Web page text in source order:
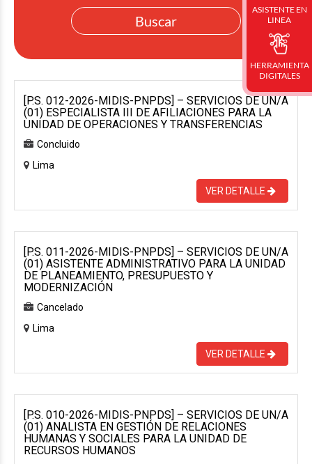
[P.S. 012-2026-MIDIS-PNPDS] – SERVICIOS DE UN/A
(01) ESPECIALISTA III DE AFILIACIONES PARA LA
UNIDAD DE OPERACIONES Y TRANSFERENCIAS
Concluido
Lima
VER DETALLE
[P.S. 011-2026-MIDIS-PNPDS] – SERVICIOS DE UN/A
(01) ASISTENTE ADMINISTRATIVO PARA LA UNIDAD
DE PLANEAMIENTO, PRESUPUESTO Y
MODERNIZACIÓN
Cancelado
Lima
VER DETALLE
[P.S. 010-2026-MIDIS-PNPDS] – SERVICIOS DE UN/A
(01) ANALISTA EN GESTIÓN DE RELACIONES
HUMANAS Y SOCIALES PARA LA UNIDAD DE
RECURSOS HUMANOS
ASISTENTE EN
LINEA
HERRAMIENTA
DIGITALES